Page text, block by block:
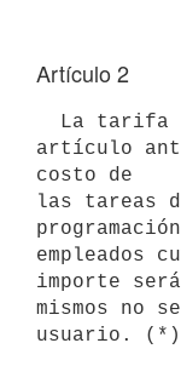
Artículo 2
artículo
costo de
las tareas
empleados
importe
mismos no